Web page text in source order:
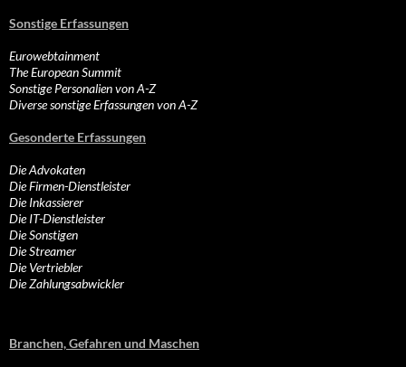
Sonstige Erfassungen
Eurowebtainment
The European Summit
Sonstige Personalien von A-Z
Diverse sonstige Erfassungen von A-Z
Gesonderte Erfassungen
Die Advokaten
Die Firmen-Dienstleister
Die Inkassierer
Die IT-Dienstleister
Die Sonstigen
Die Streamer
Die Vertriebler
Die Zahlungsabwickler
Branchen, Gefahren und Maschen